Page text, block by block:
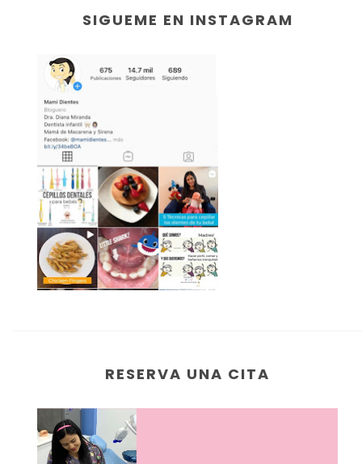
SIGUEME EN INSTAGRAM
RESERVA UNA CITA